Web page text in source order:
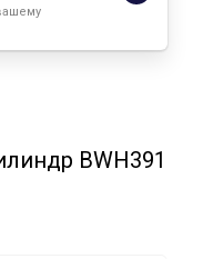
BWH391